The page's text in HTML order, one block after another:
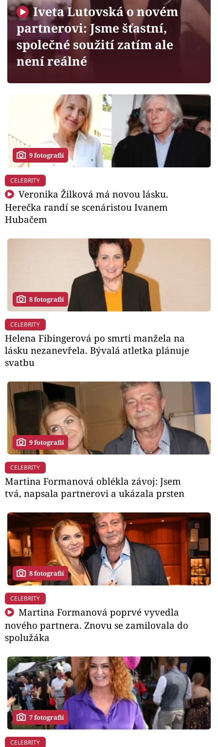
Sledujte prima+
Filmový festival Karlovy Vary
Mámy sobě
Přihlášení
Sledujte nás
Iveta Lutovská o novém
partnerovi: Jsme šťastní,
společné soužití zatím ale
není reálné
9 fotografií
CELEBRITY
Veronika Žilková má novou lásku.
Herečka randí se scenáristou Ivanem
Hubačem
8 fotografií
CELEBRITY
Helena Fibingerová po smrti manžela na
lásku nezanevřela. Bývalá atletka plánuje
svatbu
9 fotografií
CELEBRITY
Martina Formanová oblékla závoj: Jsem
tvá, napsala partnerovi a ukázala prsten
8 fotografií
CELEBRITY
Martina Formanová poprvé vyvedla
nového partnera. Znovu se zamilovala do
spolužáka
7 fotografií
CELEBRITY